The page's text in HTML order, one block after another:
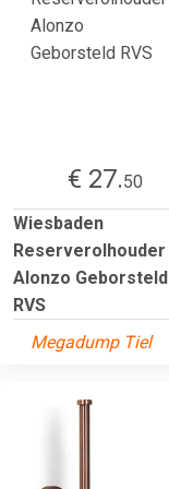
€ 27.50
Wiesbaden
Reserverolhouder
Alonzo Geborsteld
RVS
Megadump Tiel